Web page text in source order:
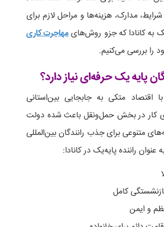
مدارک، هزینه‌ها و مراحل لازم برای
به کانادا که جزو روش‌هایمهاجرت کاری
بررسی می‌کنیم.
پایه یک حرفه‌ای نیاز دارد؟
اقتصاد متکی به جابجایی بین‌استانی
کار در بخش حمل‌ونقل باعث شده دولت
متنوعی برای جذب رانندگان بین‌المللی
عنوان راننده پایه‌یک در کانادا:
کامل
و ایمن